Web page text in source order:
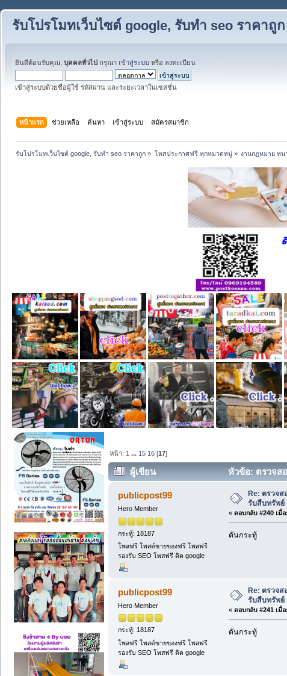
รับโปรโมทเว็บไซต์ google, รับทำ seo ราคาถูก
ยินดีต้อนรับคุณ, บุคคลทั่วไป กรุณา เข้าสู่ระบบ หรือ ลงทะเบียน
เข้าสู่ระบบด้วยชื่อผู้ใช้ รหัสผ่าน และระยะเวลาในเซสชั่น
หน้าแรก ช่วยเหลือ ค้นหา เข้าสู่ระบบ สมัครสมาชิก
รับโปรโมทเว็บไซต์ google, รับทำ seo ราคาถูก » โพสประกาศฟรี ทุกหมวดหมู่» งานกฏหมาย ทน
หน้า: 1 ... 15 16 [17]
ผู้เขียน
หัวข้อ: ตรวจส
ครั้ง)
publicpost99
Hero Member
กระทู้: 18187
โพสฟรี โพสต์ขายของฟรี โพสฟรี
รองรับ SEO โพสฟรี ติด google
Re: ตรวจ
รับสืบทรัพย์
« ตอบกลับ #240 เมื่อ:
ดันกระทู้
publicpost99
Hero Member
กระทู้: 18187
โพสฟรี โพสต์ขายของฟรี โพสฟรี
รองรับ SEO โพสฟรี ติด google
Re: ตรวจ
รับสืบทรัพย์
« ตอบกลับ #241 เมื่อ:
ดันกระทู้